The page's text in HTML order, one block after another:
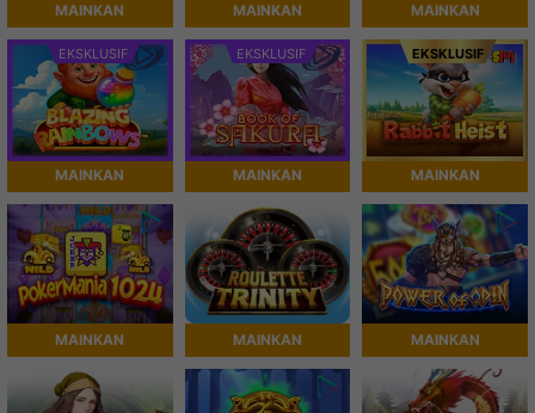
MAINKAN MAINKAN MAINKAN
EKSKLUSIF
MAINKAN
EKSKLUSIF
MAINKAN
EKSKLUSIF
MAINKAN
MAINKAN MAINKAN MAINKAN